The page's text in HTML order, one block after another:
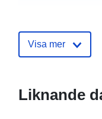
Visa mer
Liknande